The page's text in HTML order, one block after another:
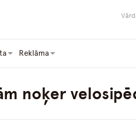
Reklāma
noķer